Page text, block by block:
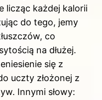
licząc każdej kalorii
do tego, jemy
co
na dłużej.
się z
uczty złożonej z
Innymi słowy: